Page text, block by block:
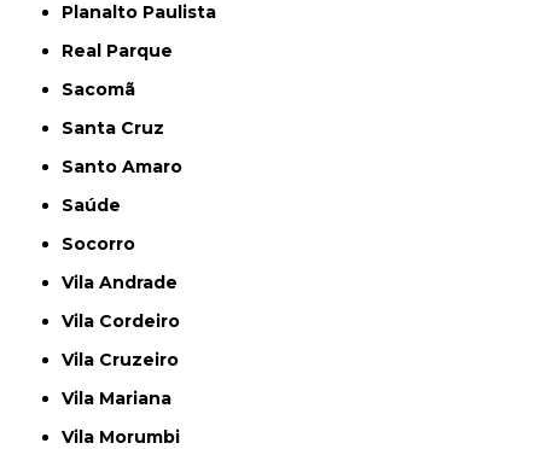
Planalto Paulista
Real Parque
Sacomã
Santa Cruz
Santo Amaro
Saúde
Socorro
Vila Andrade
Vila Cordeiro
Vila Cruzeiro
Vila Mariana
Vila Morumbi